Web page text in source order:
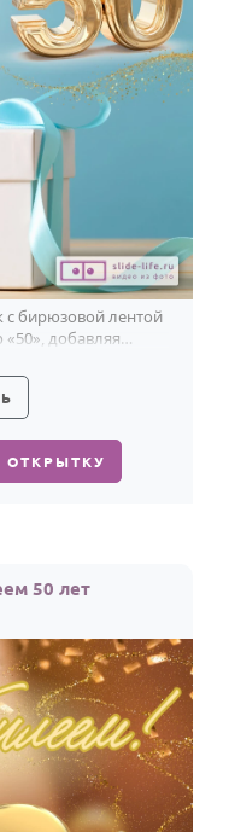
с бирюзовой лентой
добавляя
ОТКРЫТКУ
50 лет